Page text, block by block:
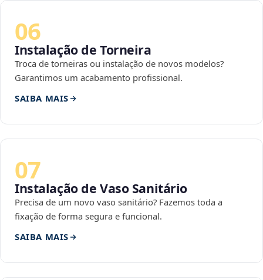
06
Instalação de Torneira
Troca de torneiras ou instalação de novos modelos?
Garantimos um acabamento profissional.
SAIBA MAIS
07
Instalação de Vaso Sanitário
Precisa de um novo vaso sanitário? Fazemos toda a
fixação de forma segura e funcional.
SAIBA MAIS